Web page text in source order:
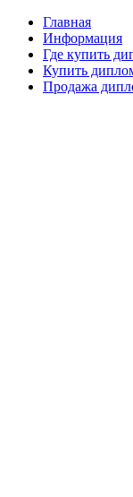
Главная
Информация
Где купить
Купить
Продажа